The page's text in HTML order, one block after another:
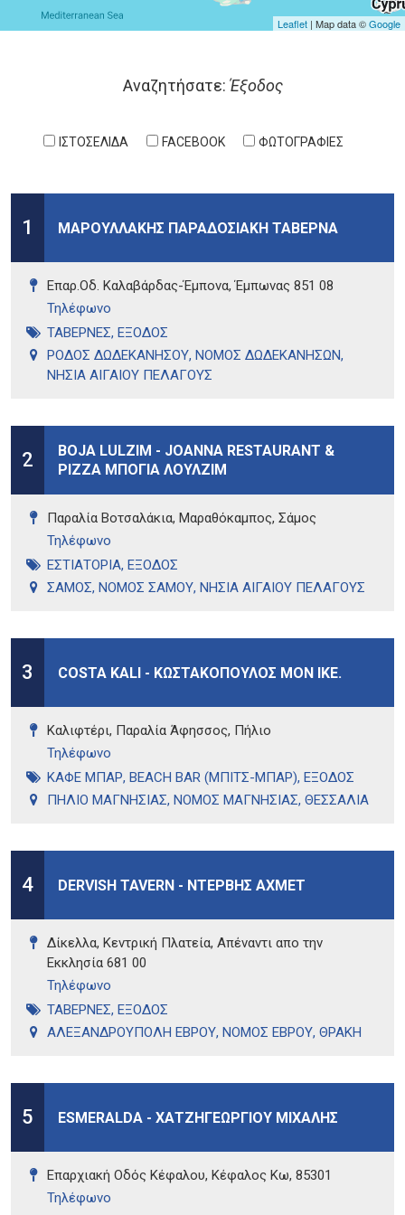
Leaflet | Map data ©Google
Αναζητήσατε: Έξοδος
ΙΣΤΟΣΕΛΙΔΑ FACEBOOK ΦΩΤΟΓΡΑΦΙΕΣ
1 ΜΑΡΟΥΛΛΑΚΗΣ ΠΑΡΑΔΟΣΙΑΚΗ ΤΑΒΕΡΝΑ
Επαρ.Οδ. Καλαβάρδας-Έμπονα, Έμπωνας 851 08
Τηλέφωνo
ΤΑΒΕΡΝΕΣ, ΕΞΟΔΟΣ
ΡΟΔΟΣ ΔΩΔΕΚΑΝΗΣΟΥ, ΝΟΜΟΣ ΔΩΔΕΚΑΝΗΣΩΝ,
ΝΗΣΙΑ ΑΙΓΑΙΟΥ ΠΕΛΑΓΟΥΣ
2
BOJA LULZIM - JOANNA RESTAURANT &
PIZZA ΜΠΟΓΙΑ ΛΟΥΛΖΙΜ
Παραλία Βοτσαλάκια, Μαραθόκαμπος, Σάμος
Τηλέφωνo
ΕΣΤΙΑΤΟΡΙΑ, ΕΞΟΔΟΣ
ΣΑΜΟΣ, ΝΟΜΟΣ ΣΑΜΟΥ, ΝΗΣΙΑ ΑΙΓΑΙΟΥ ΠΕΛΑΓΟΥΣ
3 COSTA KALI - ΚΩΣΤΑΚΟΠΟΥΛΟΣ ΜΟΝ ΙΚΕ.
Καλιφτέρι, Παραλία Άφησσος, Πήλιο
Τηλέφωνo
ΚΑΦΕ ΜΠΑΡ, BEACH BAR (ΜΠΙΤΣ-ΜΠΑΡ), ΕΞΟΔΟΣ
ΠΗΛΙΟ ΜΑΓΝΗΣΙΑΣ, ΝΟΜΟΣ ΜΑΓΝΗΣΙΑΣ, ΘΕΣΣΑΛΙΑ
4 DERVISH TAVERN - ΝΤΕΡΒΗΣ ΑΧΜΕΤ
Δίκελλα, Κεντρική Πλατεία, Απέναντι απο την
Εκκλησία 681 00
Τηλέφωνo
ΤΑΒΕΡΝΕΣ, ΕΞΟΔΟΣ
ΑΛΕΞΑΝΔΡΟΥΠΟΛΗ ΕΒΡΟΥ, ΝΟΜΟΣ ΕΒΡΟΥ, ΘΡΑΚΗ
5 ESMERALDA - ΧΑΤΖΗΓΕΩΡΓΙΟΥ ΜΙΧΑΛΗΣ
Επαρχιακή Οδός Κέφαλου, Κέφαλος Κω, 85301
Τηλέφωνo